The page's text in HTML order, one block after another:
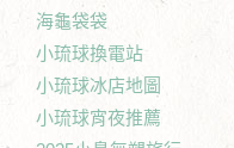
海龜袋袋
小琉球換電站
小琉球冰店地圖
小琉球宵夜推薦